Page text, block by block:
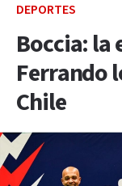
DEPORTES
Boccia:
Ferrando
Chile